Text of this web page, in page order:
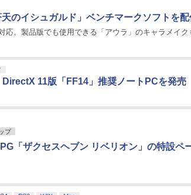
天のイシュガルド」ベンチマークソフトを
応。製品版でも使用できる「アウラ」のキャラメイク
11版「FF14」推奨ノートPCを発売
プ
「ザクセスヘブン リベリオン」の特設ペ